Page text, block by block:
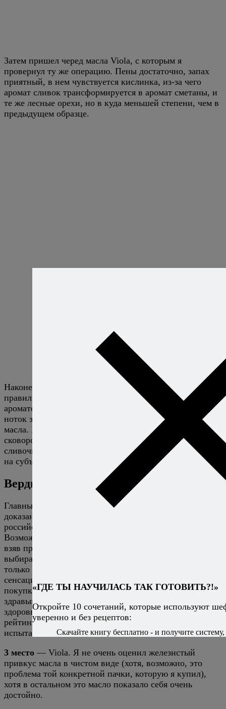
Затем пришел черед масла Viola, с которым я
провернул ту же операцию. Пены достаточно, запах
приятный, в нем чувствуется кислинка, из-за чего
аромат сливок трансформируется в аромат сметаны, и
те же лесные орехи, но в куда меньшей степени, чем в
предыдущем образце.
Наконец, третий образец, Арла Натура. Тот же
правильный золотистый цвет, та же белесая пена, в
аромате уверенные лесные орехи, а вот молочных
ноток заметно меньше, чем в двух предыдущих видах
масла. В общем и целом, все три масла вели себя на
сковородке именно так, как должно вести себя
сливочное масло, вкусовые же различия я списываю
на субъективный фактор.
Вердикт
Главным итогом моего эксперимента считаю
доказанный тезис — нормальное сливочное масло
российского производства в свободной продаже есть.
Возможно, я мог бы получить больше жареных фактов,
взяв продукцию от сомнительных производителей или
выбирая масло с подозрительно низкой ценой, вот
только зачем?.. Вместо погони за дешевыми
сенсациями я лучше еще раз призову читателей при
покупке и выборе продуктов руководствоваться
здравым смыслом и соображениями безопасности и
здоровья. Теперь переходим к моему субъективному
рейтингу, который я составил по итогам полевых
испытаний сливочного масла.
3 место — Viola. Я не очень оценил железистый
привкус масла в чистом виде (хотя, возможно, это
проблема той конкретной пачки, которую я купил),
хотя в остальном это масло показало себя очень
достойно.
«ГДЕ ТЫ НАУЧИЛАСЬ ТАК ГОТОВИТЬ?!»
Откройте 10 сочетаний, которые используют
уверенно и без рецептов:
Скачайте книгу бесплатно - и получите систему,